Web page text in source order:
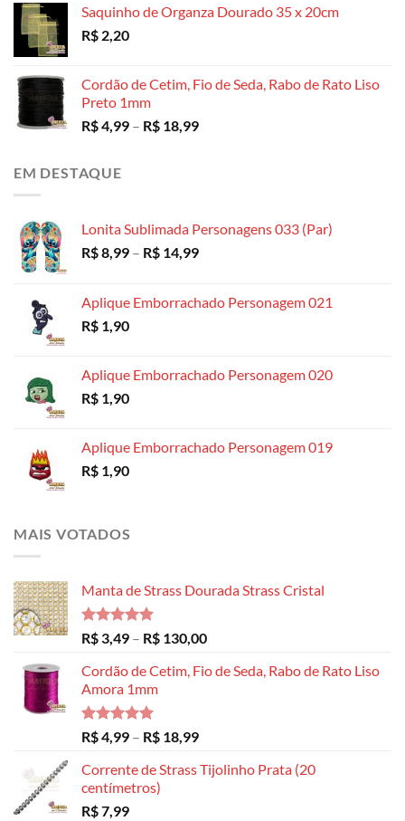
preço:
Saquinho de Organza Dourado 35 x 20cm
R$ 2,20
Cordão de Cetim, Fio de Seda, Rabo de Rato Liso
Preto 1mm
R$4,99 – R$ 18,99Faixa
EM DESTAQUE
Lonita Sublimada Personagens 033 (Par)
R$8,99 – R$ 14,99Faixa
R$ 8,99
Aplique Emborrachado Personagem 021
R$ 1,90
Aplique Emborrachado Personagem 020
R$ 1,90
Aplique Emborrachado Personagem 019
R$ 1,90
MAIS VOTADOS
Manta de Strass Dourada Strass Cristal
Avaliação
5.00
de 5
R$ 3,49 – R$ 130,00Faixa
preço:
Cordão de Cetim, Fio de Seda, Rabo de Rato Liso
Amora 1mm
Avaliação
5.00
de 5
R$4,99 – R$ 18,99Faixa
preço:
Corrente de Strass Tijolinho Prata (20
centímetros)
R$7,99